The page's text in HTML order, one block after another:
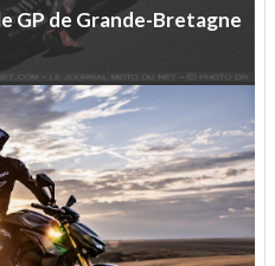
GPde Grande-Bretagne